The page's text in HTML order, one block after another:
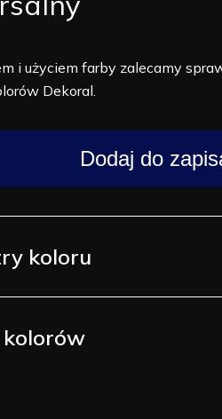
i użyciem farby zalecamy
Dekoral.
Dodaj do
koloru
kolorów